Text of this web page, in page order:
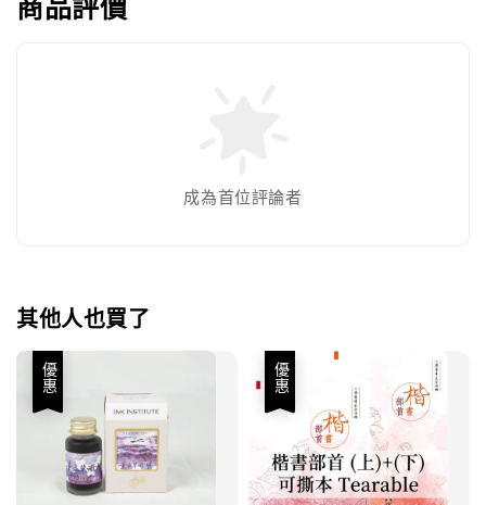
商品評價
成為首位評論者
其他人也買了
優惠 優惠